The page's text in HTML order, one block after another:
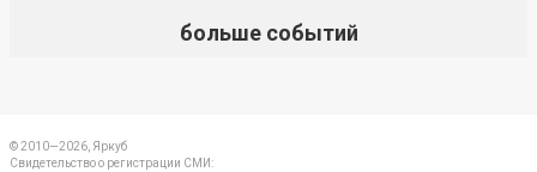
больше событий
© 2010—2026, Яркуб
Свидетельство о регистрации СМИ: